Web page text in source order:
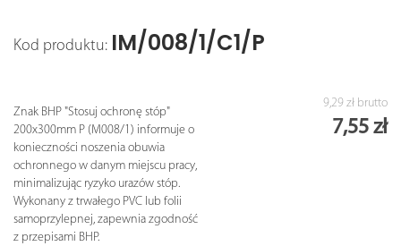
Kod produktu: IM/008/1/C1/P
Znak BHP "Stosuj ochronę stóp"
200x300mm P (M008/1) informuje o
konieczności noszenia obuwia
ochronnego w danym miejscu pracy,
minimalizując ryzyko urazów stóp.
Wykonany z trwałego PVC lub folii
samoprzylepnej, zapewnia zgodność
z przepisami BHP.
9,29 zł brutto
7,55 zł